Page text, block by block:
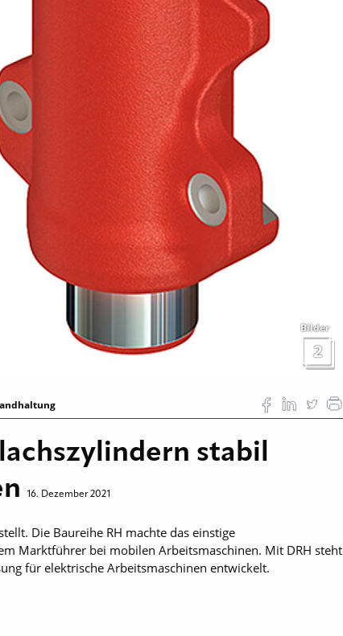
Bilder
2
stabil
16. Dezember 2021
Die Baureihe RH machte das einstige
Marktführer bei mobilen Arbeitsmaschinen. Mit DRH steht
für elektrische Arbeitsmaschinen entwickelt.